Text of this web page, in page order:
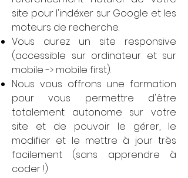
site pour l'indéxer sur Google et les
moteurs de recherche.
Vous aurez un site responsive
(accessible sur ordinateur et sur
mobile -> mobile first).
Nous vous offrons une formation
pour vous permettre d'être
totalement autonome sur votre
site et de pouvoir le gérer, le
modifier et le mettre à jour très
facilement (sans apprendre à
coder !)